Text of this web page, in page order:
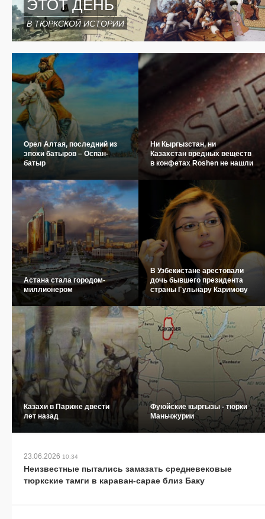
ЭТОТ ДЕНЬ
В ТЮРКСКОЙ ИСТОРИИ
Орел Алтая, последний из
эпохи батыров – Оспан-
батыр
Ни Кыргызстан, ни
Казахстан вредных веществ
в конфетах Roshen не нашли
Астана стала городом-
миллионером
В Узбекистане арестовали
дочь бывшего президента
страны Гульнару Каримову
Казахи в Париже двести
лет назад
Фуюйские кыргызы - тюрки
Маньчжурии
23.06.2026 10:34
Неизвестные пытались замазать средневековые
тюркские тамги в караван-сарае близ Баку